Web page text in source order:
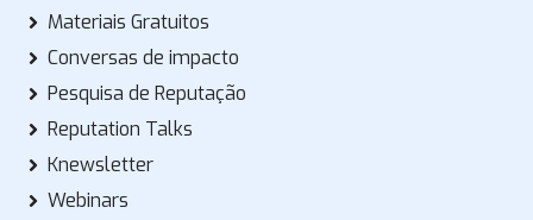
Materiais Gratuitos
Conversas de impacto
Pesquisa de Reputação
Reputation Talks
Knewsletter
Webinars